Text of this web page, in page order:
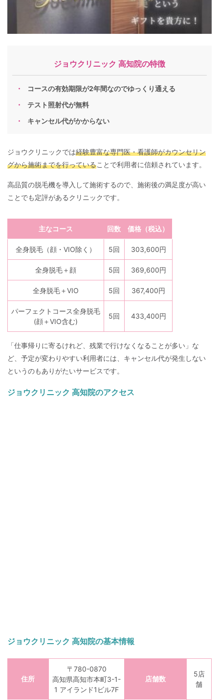
ジョウクリニック 高知院の特徴
コースの有効期限が2年間なのでゆっくり通える
テスト照射代が無料
キャンセル代がかからない
ジョウクリニックでは経験豊富な専門医・看護師がカウンセリン
グから施術までを行っていることで利用者に信頼されています。
高品質の脱毛機を導入して施術するので、施術後の満足度が高い
ことでも定評があるクリニックです。
主なコース 回数 価格（税込）
全身脱毛（顔・VIO除く） 5回 303,600円
全身脱毛＋顔 5回 369,600円
全身脱毛＋VIO 5回 367,400円
パーフェクトコース全身脱毛
(顔＋VIO含む)
5回 433,400円
「仕事帰りに寄るけれど、残業で行けなくなることが多い」な
ど、予定が変わりやすい利用者には、キャンセル代が発生しない
というのもありがたいサービスです。
ジョウクリニック 高知院のアクセス
ジョウクリニック 高知院の基本情報
住所
〒780-0870
高知県高知市本町3-1-
1 アイランド1ビル7F
店舗数
5店
舗